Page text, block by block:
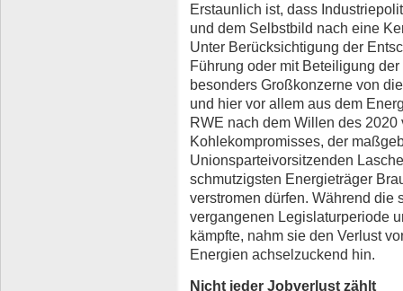
Erstaunlich ist, dass
und dem Selbstbild nach eine
Unter Berücksichtigung der
Führung oder mit Beteiligung
besonders Großkonzerne von
und hier vor allem aus dem
RWE nach dem Willen des
Kohlekompromisses, der
Unionsparteivorsitzenden
schmutzigsten Energieträger
verstromen dürfen. Während die
vergangenen Legislaturperiode
kämpfte, nahm sie den Verlust
Energien achselzuckend hin.
Nicht jeder Jobverlust zählt